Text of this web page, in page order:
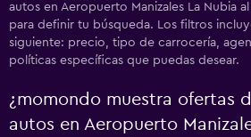
autos en Aeropuerto Manizales La Nubia
para definir tu búsqueda. Los filtros
siguiente: precio, tipo de carrocería,
políticas específicas que puedas desear.
¿momondo muestra ofertas
autos en Aeropuerto